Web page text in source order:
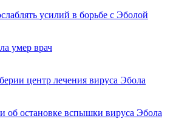
усилий в борьбе с Эболой
умер врач
центр лечения вируса Эбола
об остановке вспышки вируса Эбола